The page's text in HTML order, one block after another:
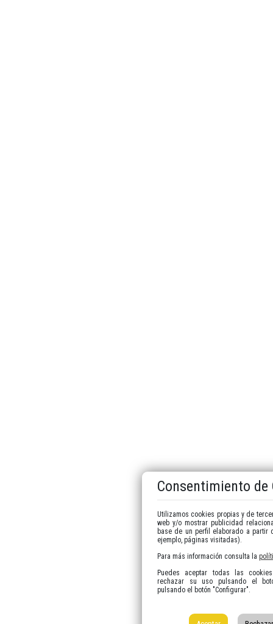
Consentimiento de
Utilizamos cookies propias y de
web y/o mostrar publicidad
base de un perfil elaborado a partir
ejemplo, páginas visitadas).
Para más información consulta la
Puedes aceptar todas las
rechazar su uso pulsando el
pulsando el botón "Configurar".